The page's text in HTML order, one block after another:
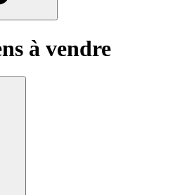
à vendre